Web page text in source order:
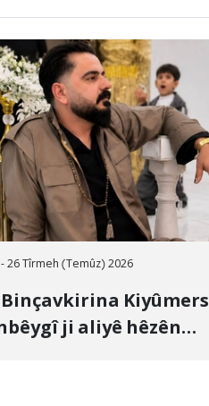
26 Tîrmeh (Temûz) 2026
Kiyûmers
ji aliyê hêzên